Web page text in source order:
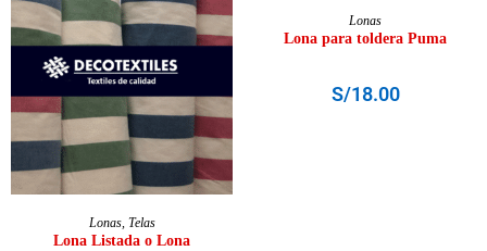
SELECCIONAR OPCIONES
Lonas, Telas
Lona Listada o Lona
AÑADIR AL CARRITO
Lonas
Lona para toldera Puma
S/18.00